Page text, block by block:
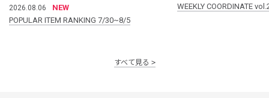
2026.08.06
NEW
POPULAR ITEM RANKING 7/30~8/5
WEEKLY COORDINATE
すべて見る